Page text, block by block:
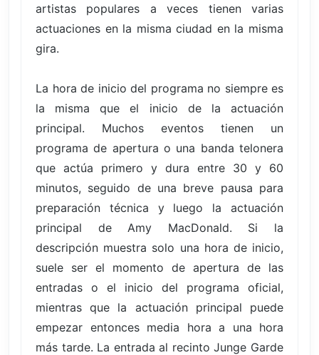
artistas populares a veces tienen varias
actuaciones en la misma ciudad en la misma
gira.
La hora de inicio del programa no siempre es
la misma que el inicio de la actuación
principal. Muchos eventos tienen un
programa de apertura o una banda telonera
que actúa primero y dura entre 30 y 60
minutos, seguido de una breve pausa para
preparación técnica y luego la actuación
principal de Amy MacDonald. Si la
descripción muestra solo una hora de inicio,
suele ser el momento de apertura de las
entradas o el inicio del programa oficial,
mientras que la actuación principal puede
empezar entonces media hora a una hora
más tarde. La entrada al recinto Junge Garde